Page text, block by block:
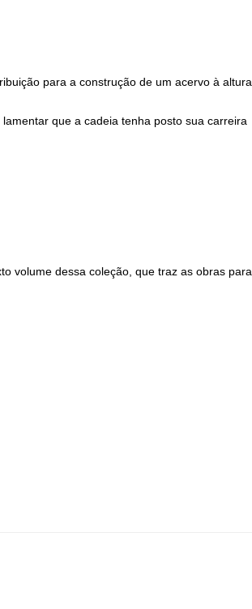
para a construção de um acervo à altura
que a cadeia tenha posto sua carreira
volume dessa coleção, que traz as obras para